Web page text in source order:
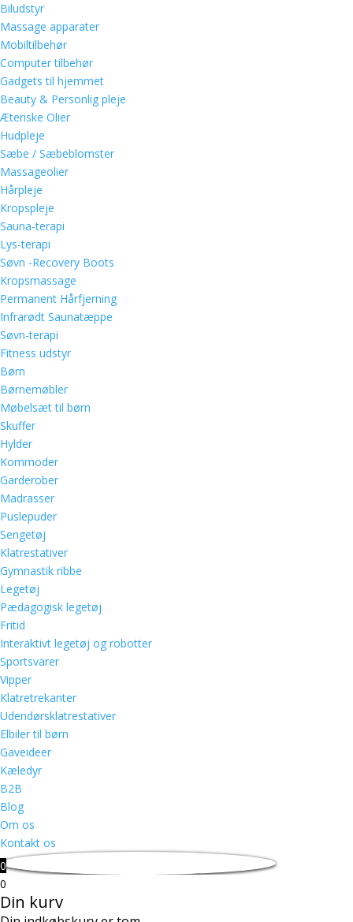
Biludstyr
Massage apparater
Mobiltilbehør
Computer tilbehør
Gadgets til hjemmet
Beauty & Personlig pleje
Æteriske Olier
Hudpleje
Sæbe / Sæbeblomster
Massageolier
Hårpleje
Kropspleje
Sauna-terapi
Lys-terapi
Søvn -Recovery Boots
Kropsmassage
Permanent Hårfjerning
Infrarødt Saunatæppe
Søvn-terapi
Fitness udstyr
Børn
Børnemøbler
Møbelsæt til børn
Skuffer
Hylder
Kommoder
Garderober
Madrasser
Puslepuder
Sengetøj
Klatrestativer
Gymnastik ribbe
Legetøj
Pædagogisk legetøj
Fritid
Interaktivt legetøj og robotter
Sportsvarer
Vipper
Klatretrekanter
Udendørsklatrestativer
Elbiler til børn
Gaveideer
Kæledyr
B2B
Blog
Om os
Kontakt os
0
0
Din kurv